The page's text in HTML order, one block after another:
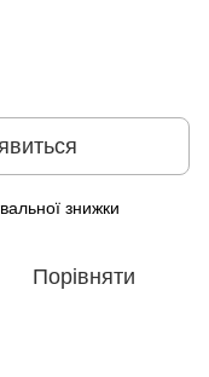
знижки
Порівняти